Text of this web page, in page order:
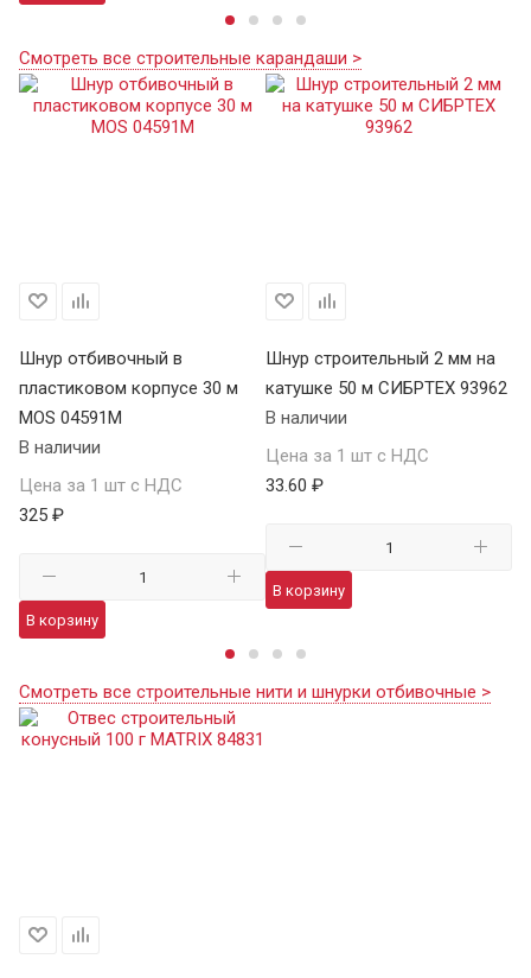
Смотреть все строительные карандаши >
Шнур отбивочный в
пластиковом корпусе 30 м
MOS 04591М
В наличии
Цена за 1 шт с НДС
325 ₽
В корзину
Шнур строительный 2 мм на
катушке 50 м СИБРТЕХ 93962
В наличии
Цена за 1 шт с НДС
33.60 ₽
В корзину
Смотреть все строительные нити и шнурки отбивочные >